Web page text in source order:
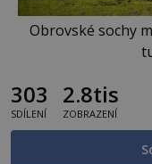
Obrovské sochy
303
SDÍLENÍ
2.8tis
ZOBRAZENÍ